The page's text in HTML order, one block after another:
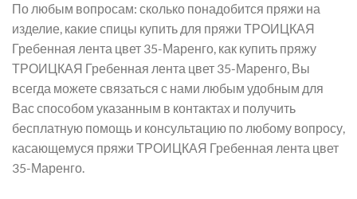
По любым вопросам: сколько понадобится пряжи на
изделие, какие спицы купить для пряжи ТРОИЦКАЯ
Гребенная лента цвет 35-Маренго, как купить пряжу
ТРОИЦКАЯ Гребенная лента цвет 35-Маренго, Вы
всегда можете связаться с нами любым удобным для
Вас способом указанным в контактах и получить
бесплатную помощь и консультацию по любому вопросу,
касающемуся пряжи ТРОИЦКАЯ Гребенная лента цвет
35-Маренго.